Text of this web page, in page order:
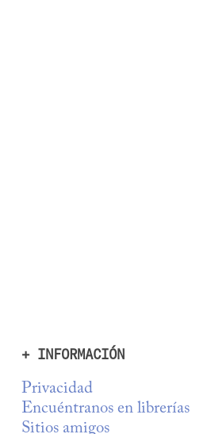
+ INFORMACIÓN
Privacidad
Encuéntranos en librerías
Sitios amigos